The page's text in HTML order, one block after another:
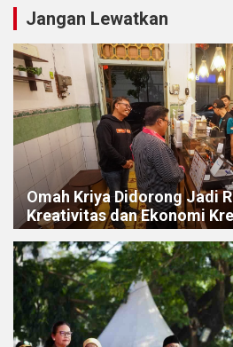
Jangan Lewatkan
Omah Kriya Didorong Jadi
Kreativitas dan Ekonomi